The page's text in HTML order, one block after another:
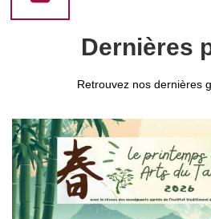
Dernières
Retrouvez nos dernières
Le Printemps des Arts du